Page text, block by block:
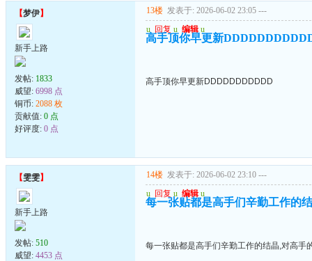
【梦伊】
新手上路
发帖: 1833
威望: 6998 点
铜币: 2088 枚
贡献值: 0 点
好评度: 0 点
13楼 发表于: 2026-06-02 23:05 ---
u 回复 u 编辑 u
高手顶你早更新
高手顶你早更新DDDDDDDDDDD
【雯雯】
新手上路
发帖: 510
威望: 4453 点
14楼 发表于: 2026-06-02 23:10 ---
u 回复 u 编辑 u
每一张贴都是高手们辛勤工作的
每一张贴都是高手们辛勤工作的结晶,对高手